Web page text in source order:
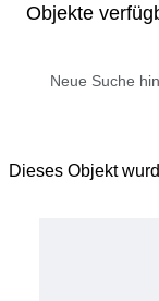
Objekte
Dieses Objekt